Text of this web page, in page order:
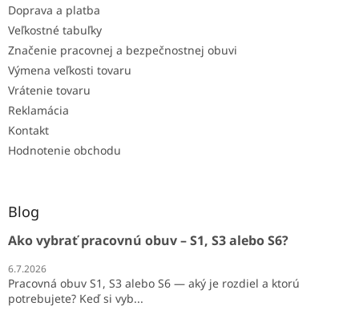
Doprava a platba
Veľkostné tabuľky
Značenie pracovnej a bezpečnostnej obuvi
Výmena veľkosti tovaru
Vrátenie tovaru
Reklamácia
Kontakt
Hodnotenie obchodu
Blog
Ako vybrať pracovnú obuv – S1, S3 alebo S6?
6.7.2026
Pracovná obuv S1, S3 alebo S6 — aký je rozdiel a ktorú
potrebujete? Keď si vyb...